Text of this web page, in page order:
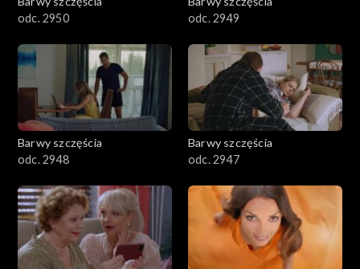
odc. 2950
odc. 2949
Barwy szczęścia
odc. 2948
Barwy szczęścia
odc. 2947